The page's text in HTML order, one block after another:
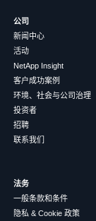
公司
新闻中心
活动
NetApp Insight
客户成功案例
环境、社会与公司治理
投资者
招聘
联系我们
法务
一般条款和条件
隐私 & Cookie 政策